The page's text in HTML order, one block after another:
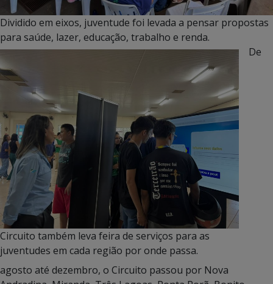
Dividido em eixos, juventude foi levada a pensar propostas
para saúde, lazer, educação, trabalho e renda.
Circuito também leva feira de serviços para as
juventudes em cada região por onde passa.
De
agosto até dezembro, o Circuito passou por Nova